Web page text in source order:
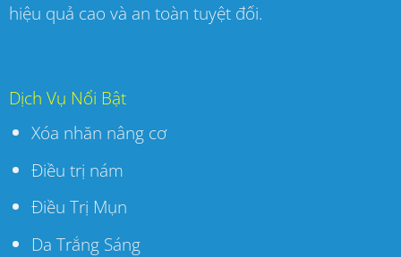
hiệu quả cao và an toàn tuyệt đối.
Dịch Vụ Nổi Bật
Xóa nhăn nâng cơ
Điều trị nám
Điều Trị Mụn
Da Trắng Sáng